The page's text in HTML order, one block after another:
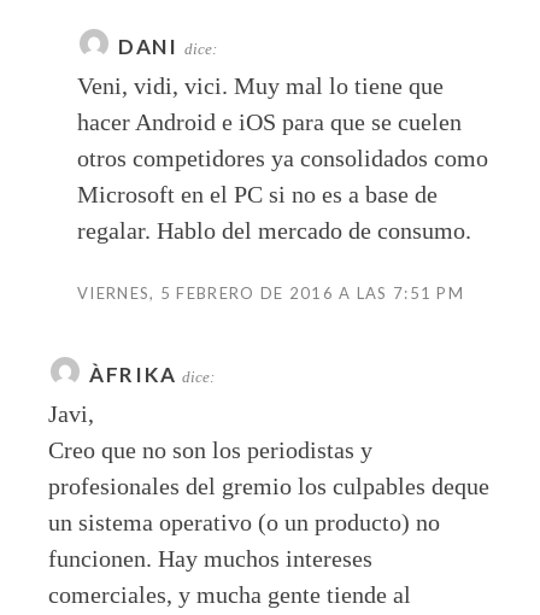
DANI dice:
Veni, vidi, vici. Muy mal lo tiene que
hacer Android e iOS para que se cuelen
otros competidores ya consolidados como
Microsoft en el PC si no es a base de
regalar. Hablo del mercado de consumo.
VIERNES, 5 FEBRERO DE 2016 A LAS 7:51 PM
ÀFRIKA dice:
Javi,
Creo que no son los periodistas y
profesionales del gremio los culpables deque
un sistema operativo (o un producto) no
funcionen. Hay muchos intereses
comerciales, y mucha gente tiende al